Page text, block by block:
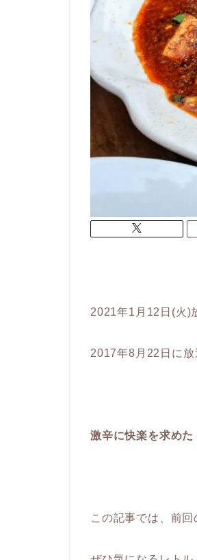
2021年1月12日(火)
2017年8月22日に放
激辛に快楽を求めた
この記事では、前